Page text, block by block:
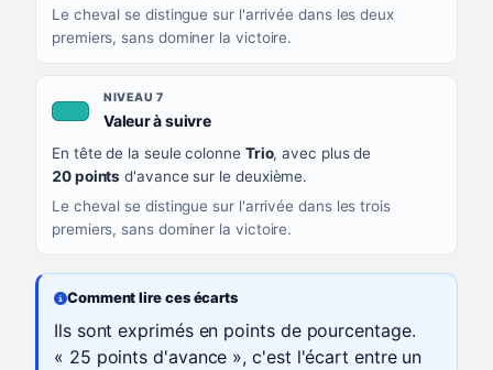
Le cheval se distingue sur l'arrivée dans les deux
premiers, sans dominer la victoire.
NIVEAU 7
Valeur à suivre, couleur turquoise
En tête de la seule colonne Trio, avec plus de
20 points d'avance sur le deuxième.
Le cheval se distingue sur l'arrivée dans les trois
premiers, sans dominer la victoire.
Comment lire ces écarts
Ils sont exprimés en points de pourcentage.
« 25 points d'avance », c'est l'écart entre un